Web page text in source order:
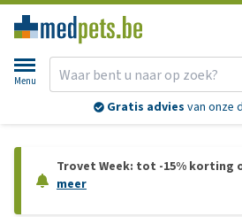
Menu
Gratis advies van onze
Trovet Week: tot -15% korting
meer